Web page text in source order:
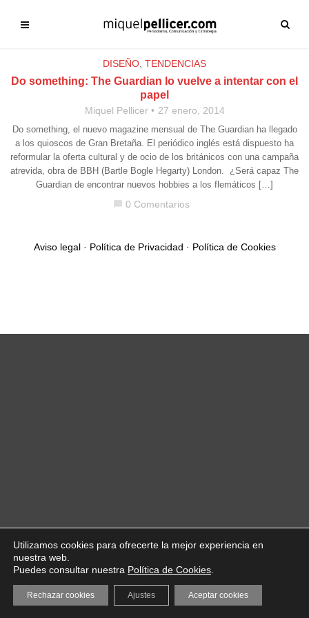
DISEÑO TENDENCIAS
Do something: The Guardian lo vuelve a intentar con el
papel
Miquel Pellicer 27 enero, 2014
Do something, el nuevo magazine mensual de The Guardian ha llegado
a los quioscos de Gran Bretaña. El periódico inglés está dispuesto ha
reformular la oferta cultural y de ocio de los británicos con una campaña
atrevida, obra de BBH (Bartle Bogle Hegarty) London. ¿Será capaz The
Guardian de encontrar nuevos hobbies a los flemáticos […]
chat_bubble 0 Comentarios
Aviso legal· Política de Privacidad · Política de Cookies
Utilizamos cookies para ofrecerte la mejor experiencia en
nuestra web.
Puedes consultar nuestra Política de Cookies
Aceptar cookies
Rechazar cookies Ajustes